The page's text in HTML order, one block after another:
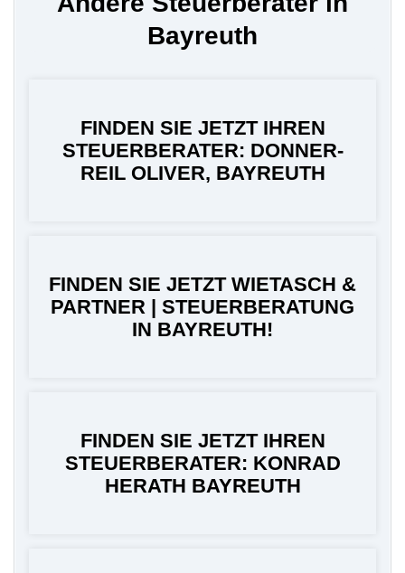
Bayreuth
FINDEN SIE JETZT IHREN
STEUERBERATER: DONNER-
REIL OLIVER, BAYREUTH
FINDEN SIE JETZT WIETASCH &
PARTNER | STEUERBERATUNG
IN BAYREUTH!
FINDEN SIE JETZT IHREN
STEUERBERATER: KONRAD
HERATH BAYREUTH